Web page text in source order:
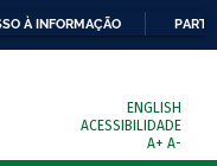
À INFORMAÇÃO
ENGLISH
ACESSIBILIDADE
A+ A-